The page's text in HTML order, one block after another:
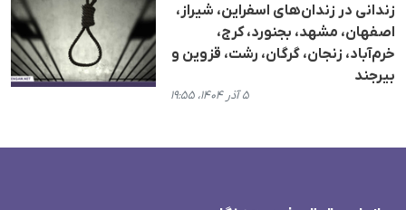
زندانی در زندان‌های اسفراین، شیراز،
اصفهان، مشهد، بجنورد، کرج،
خرم‌آباد، زنجان، گرگان، رشت، قزوین و
بیرجند
۵ آذر ۱۴۰۴، ۱۹:۵۵